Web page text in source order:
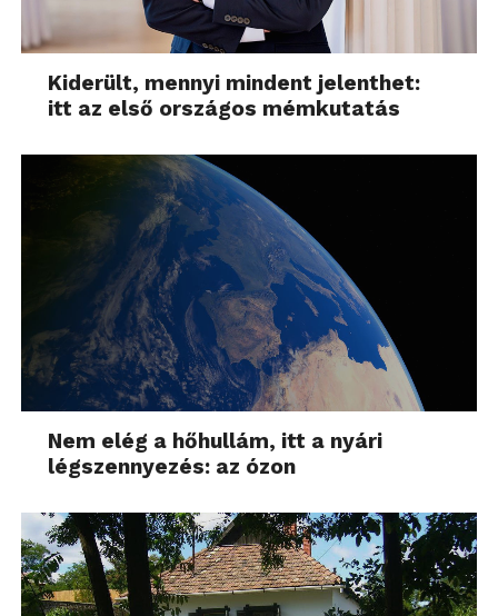
Kiderült, mennyi mindent jelenthet:
itt az első országos mémkutatás
Nem elég a hőhullám, itt a nyári
légszennyezés: az ózon